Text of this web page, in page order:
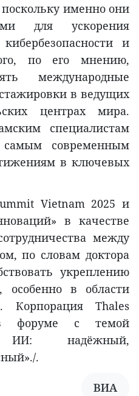
именно они
для ускорения
и
по его мнению,
международные
в ведущих
центрах мира.
специалистам
современным
в ключевых
Vietnam 2025 и
в качестве
между
по словам доктора
укреплению
особенно в области
Корпорация Thales
форуме с темой
ИИ: надёжный,
.
ВИА